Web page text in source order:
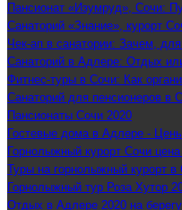
Пансионат «Изумруд», Сочи:
Санаторий «Знание», курорт
Чек-ап в санатории: Зачем, для
Санаторий в Адлере: Отдых
Фитнес-туры в Сочи: Как
Санаторий для пенсионеров в
Пансионаты Сочи 2020
Гостевые дома в Адлере -
Горнолыжный курорт Сочи
Туры на горнолыжный курорт в
Горнолыжный тур Роза Хутор
Отдых в Адлере 2020 на